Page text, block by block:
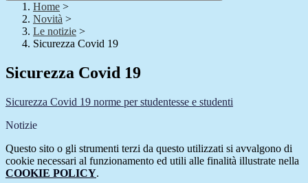
Home >
Novità >
Le notizie >
Sicurezza Covid 19
Sicurezza Covid 19
Sicurezza Covid 19 norme per studentesse e studenti
Notizie
Questo sito o gli strumenti terzi da questo utilizzati si avvalgono di
cookie necessari al funzionamento ed utili alle finalità illustrate nella
COOKIE POLICY.